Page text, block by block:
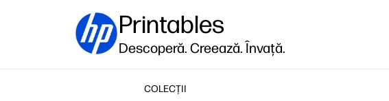
Printables
Descoperă. Creează. Învață.
COLECȚII